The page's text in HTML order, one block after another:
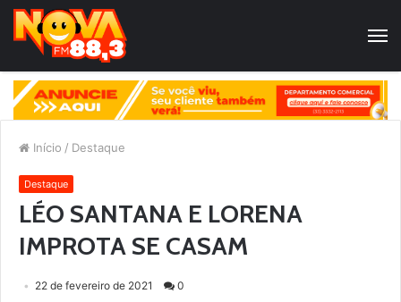
Início / Destaque
Destaque
LÉO SANTANA E LORENA
IMPROTA SE CASAM
22 de fevereiro de 2021 0